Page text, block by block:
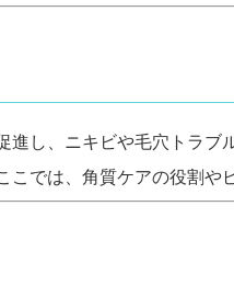
進し、ニキビや毛穴トラ
では、角質ケアの役割や